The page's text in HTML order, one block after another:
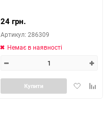
24 грн.
Артикул: 286309
Немає в наявності
Додати
Купити